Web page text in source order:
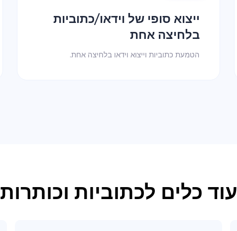
ייצוא סופי של וידאו/כתוביות
בלחיצה אחת
הטמעת כתוביות וייצוא וידאו בלחיצה אחת.
עוד כלים לכתוביות וכותרות